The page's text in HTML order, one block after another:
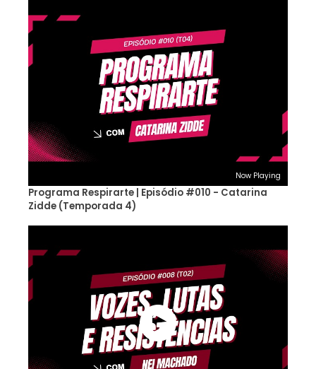
Now Playing
Programa Respirarte | Episódio #010 - Catarina
Zidde (Temporada 4)